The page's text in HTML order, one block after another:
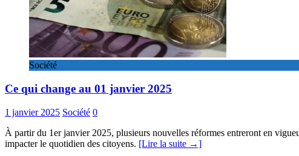
Société
Ce qui change au 01 janvier 2025
1 janvier 2025 Société 0
À partir du 1er janvier 2025, plusieurs nouvelles réformes entreront en
impacter le quotidien des citoyens. [Lire la suite →]